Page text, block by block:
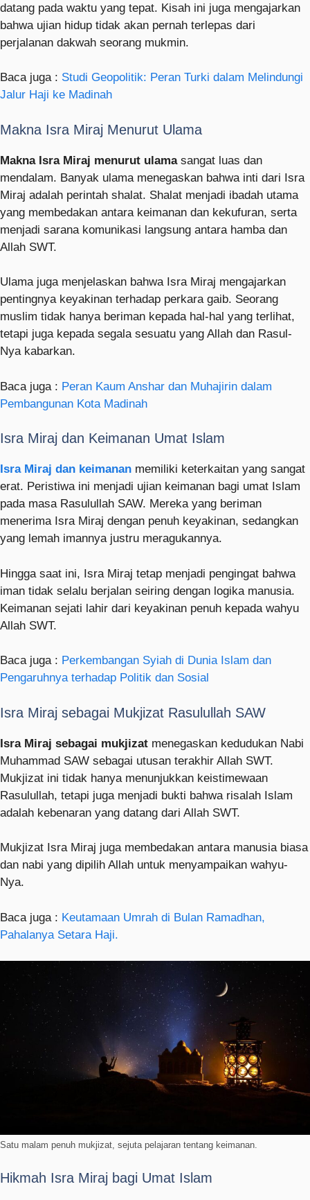
datang pada waktu yang tepat. Kisah ini juga mengajarkan
bahwa ujian hidup tidak akan pernah terlepas dari
perjalanan dakwah seorang mukmin.
Baca juga : Studi Geopolitik: Peran Turki dalam Melindungi
Jalur Haji ke Madinah
Makna Isra Miraj Menurut Ulama
Makna Isra Miraj menurut ulamasangat luas dan
mendalam. Banyak ulama menegaskan bahwa inti dari Isra
Miraj adalah perintah shalat. Shalat menjadi ibadah utama
yang membedakan antara keimanan dan kekufuran, serta
menjadi sarana komunikasi langsung antara hamba dan
Allah SWT.
Ulama juga menjelaskan bahwa Isra Miraj mengajarkan
pentingnya keyakinan terhadap perkara gaib. Seorang
muslim tidak hanya beriman kepada hal-hal yang terlihat,
tetapi juga kepada segala sesuatu yang Allah dan Rasul-
Nya kabarkan.
Baca juga : Peran Kaum Anshar dan Muhajirin dalam
Pembangunan Kota Madinah
Isra Miraj dan Keimanan Umat Islam
Isra Miraj dan keimanan memiliki keterkaitan yang sangat
erat. Peristiwa ini menjadi ujian keimanan bagi umat Islam
pada masa Rasulullah SAW. Mereka yang beriman
menerima Isra Miraj dengan penuh keyakinan, sedangkan
yang lemah imannya justru meragukannya.
Hingga saat ini, Isra Miraj tetap menjadi pengingat bahwa
iman tidak selalu berjalan seiring dengan logika manusia.
Keimanan sejati lahir dari keyakinan penuh kepada wahyu
Allah SWT.
Baca juga : Perkembangan Syiah di Dunia Islam dan
Pengaruhnya terhadap Politik dan Sosial
Isra Miraj sebagai Mukjizat Rasulullah SAW
Isra Miraj sebagai mukjizat menegaskan kedudukan Nabi
Muhammad SAW sebagai utusan terakhir Allah SWT.
Mukjizat ini tidak hanya menunjukkan keistimewaan
Rasulullah, tetapi juga menjadi bukti bahwa risalah Islam
adalah kebenaran yang datang dari Allah SWT.
Mukjizat Isra Miraj juga membedakan antara manusia biasa
dan nabi yang dipilih Allah untuk menyampaikan wahyu-
Nya.
Baca juga : Keutamaan Umrah di Bulan Ramadhan,
Pahalanya Setara Haji.
Satu malam penuh mukjizat, sejuta pelajaran tentang keimanan.
Hikmah Isra Miraj bagi Umat Islam